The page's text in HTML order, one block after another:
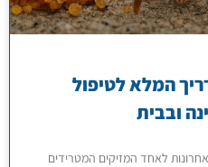
המלא לטיפול
ובבית
לאחד המזיקים המטרידים